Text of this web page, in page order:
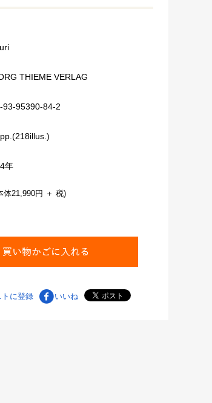
THIEME VERLAG
93-95390-84-2
年
体21,990円 ＋ 税)
に登録 いいね